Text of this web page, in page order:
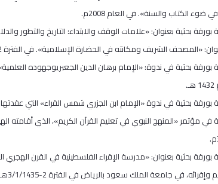
ضوء الكتاب والسنة». في العام 2008م.
بورقة بحثية بعنوان: «علامات الوقف والابتداء: التاريخ والتطور
«المصحف الشريف ومكانته في الحضارة الإسلامية». في الفترة 12-15/12/2011.
بورقة بحثية في ندوة: «الإمام برهان الدين الجعبريوجهوده
بورقة بحثية بعنوان: «مدرسة الإقراء الفلسطينية في القرن
في جامعة الملك سعود بالرياض في الفترة 2-3/1/1435هـ الموافق 5-6/11/2013م.